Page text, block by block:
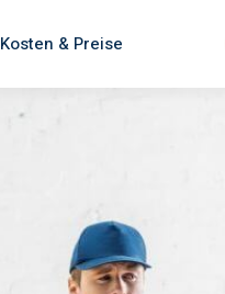
Kosten & Preise